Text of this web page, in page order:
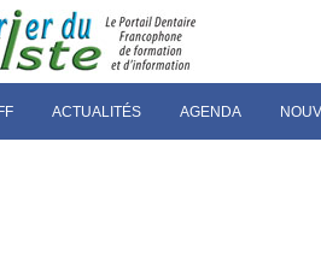
ACTUALITÉS AGENDA